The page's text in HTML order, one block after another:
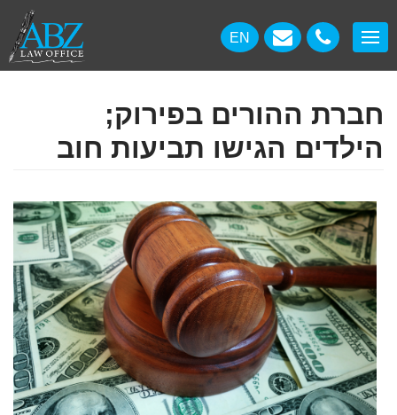
EN
חברת ההורים בפירוק;
הילדים הגישו תביעות חוב